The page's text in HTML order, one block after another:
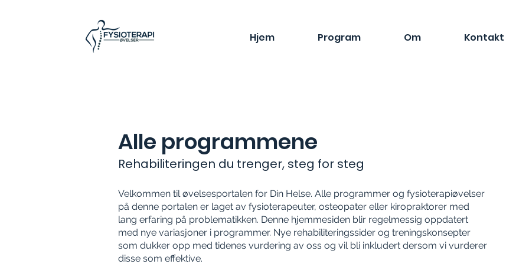
Hjem Program Om Kontakt
Alle programmene
Rehabiliteringen du trenger, steg for steg
Velkommen til øvelsesportalen for Din Helse. Alle programmer og fysioterapiøvelser
på denne portalen er laget av fysioterapeuter, osteopater eller kiropraktorer med
lang erfaring på problematikken. Denne hjemmesiden blir regelmessig oppdatert
med nye variasjoner i programmer. Nye rehabiliteringssider og treningskonsepter
som dukker opp med tidenes vurdering av oss og vil bli inkludert dersom vi vurderer
disse som effektive.